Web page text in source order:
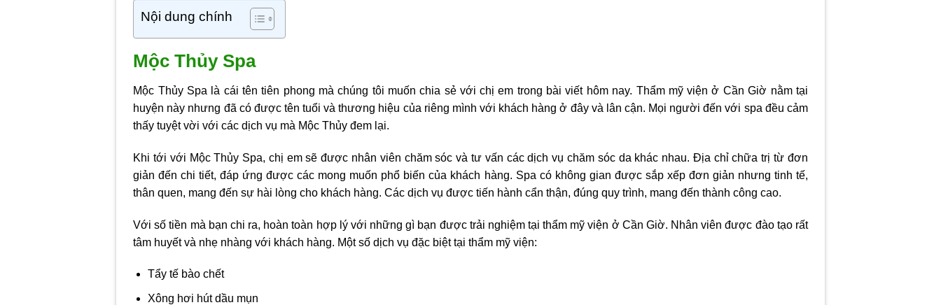
Nội dung chính
Mộc Thủy Spa
Mộc Thủy Spa là cái tên tiên phong mà chúng tôi muốn chia sẻ với chị em trong bài viết hôm nay. Thẩm mỹ viện ở Cần Giờ nằm tại
huyện này nhưng đã có được tên tuổi và thương hiệu của riêng mình với khách hàng ở đây và lân cận. Mọi người đến với spa đều cảm
thấy tuyệt vời với các dịch vụ mà Mộc Thủy đem lại.
Khi tới với Mộc Thủy Spa, chị em sẽ được nhân viên chăm sóc và tư vấn các dịch vụ chăm sóc da khác nhau. Địa chỉ chữa trị từ đơn
giản đến chi tiết, đáp ứng được các mong muốn phổ biến của khách hàng. Spa có không gian được sắp xếp đơn giản nhưng tinh tế,
thân quen, mang đến sự hài lòng cho khách hàng. Các dịch vụ được tiến hành cẩn thận, đúng quy trình, mang đến thành công cao.
Với số tiền mà bạn chi ra, hoàn toàn hợp lý với những gì bạn được trải nghiệm tạithẩm mỹ viện ở Cần Giờ. Nhân viên được đào tạo rất
tâm huyết và nhẹ nhàng với khách hàng. Một số dịch vụ đặc biệt tại thẩm mỹ viện:
Tẩy tế bào chết
Xông hơi hút dầu mụn